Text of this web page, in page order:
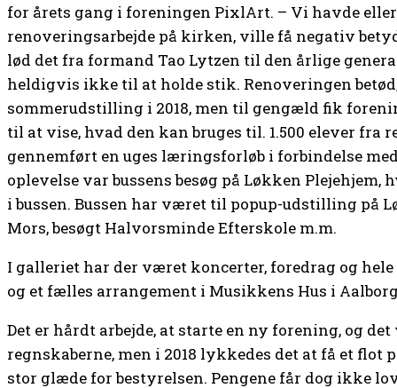
for årets gang i foreningen PixlArt. – Vi havde
renoveringsarbejde på kirken, ville få negativ
lød det fra formand Tao Lytzen til den årlige
heldigvis ikke til at holde stik. Renoveringen
sommerudstilling i 2018, men til gengæld fik
til at vise, hvad den kan bruges til. 1.500 elever fra
gennemført en uges læringsforløb i forbindelse
oplevelse var bussens besøg på Løkken Plejehjem,
i bussen. Bussen har været til popup-udstilling på
Mors, besøgt Halvorsminde Efterskole m.m.
I galleriet har der været koncerter, foredrag og
og et fælles arrangement i Musikkens Hus i
Det er hårdt arbejde, at starte en ny forening, og
regnskaberne, men i 2018 lykkedes det at få et
stor glæde for bestyrelsen. Pengene får dog ikke